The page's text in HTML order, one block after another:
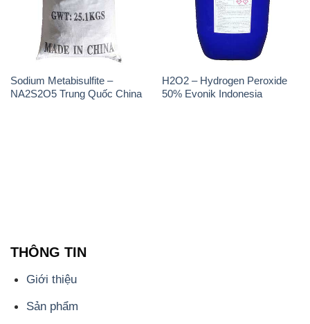
Sodium Metabisulfite –
NA2S2O5 Trung Quốc China
H2O2 – Hydrogen Peroxide
50% Evonik Indonesia
THÔNG TIN
Giới thiệu
Sản phẩm